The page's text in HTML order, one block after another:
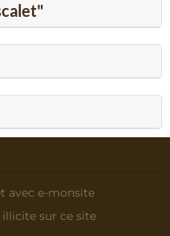
avec e-monsite
sur ce site